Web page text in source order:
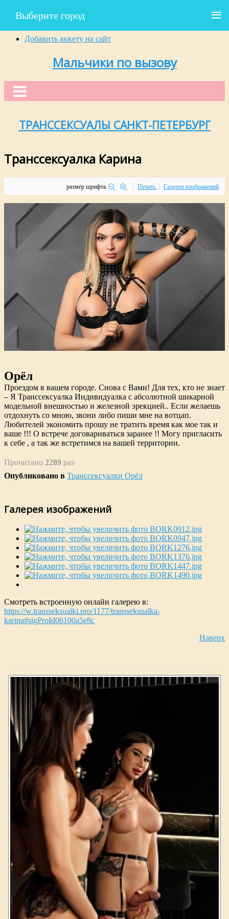
Добавить анкету на сайт
Мальчики по вызову
ТРАНССЕКСУАЛЫ САНКТ-ПЕТЕРБУРГ
Транссексуалка Карина
размер шрифта Печать Галерея изображений
Орёл
Проездом в вашем городе. Снова с Вами! Для тех, кто не знает
– Я Транссексуалка Индивидуалка с абсолютной шикарной
модельной внешностью и железной эрекцией.. Если желаешь
отдохнуть со мною, звони либо пиши мне на вотцап.
Любителей экономить прошу не тратить время как мое так и
ваше !!! О встрече договариваться заранее !! Могу пригласить
к себе , а так же встретимся на вашей территории.
Прочитано 2289 раз
Опубликовано в Транссексуалки Орёл
Галерея изображений
Смотреть встроенную онлайн галерею в:
https://w.transseksualki.pro/1177/transseksualka-
karina#sigProId06100a5e8c
Наверх
Выберите город ≡